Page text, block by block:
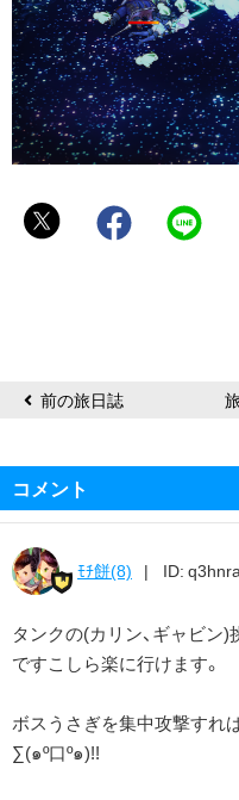
パ
前の旅日誌
コメント
ﾓﾁ餅(8) ID:
タンクの(カリン、ギャビ
ですこしら楽に行けます。
ボスうさぎを集中攻撃すれ
∑(๑º口º๑)!!